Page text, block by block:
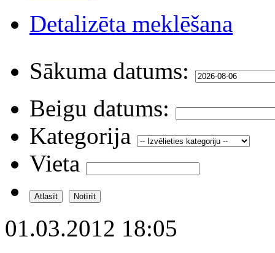
Detalizēta meklēšana
Sākuma datums:
Beigu datums:
Kategorija
Vieta
01.03.2012 18:05